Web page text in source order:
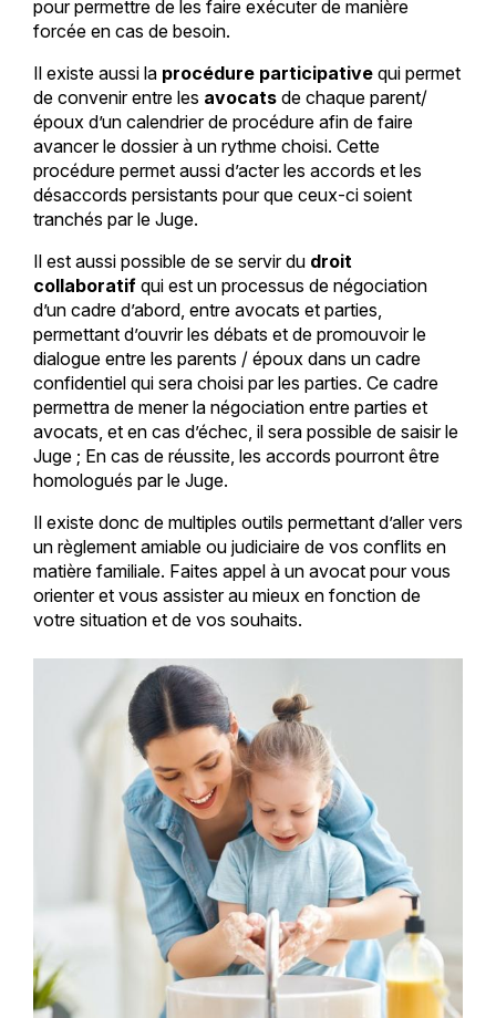
pour permettre de les faire exécuter de manière
forcée en cas de besoin.
Il existe aussi la procédure participative qui permet
de convenir entre les avocats de chaque parent/
époux d’un calendrier de procédure afin de faire
avancer le dossier à un rythme choisi. Cette
procédure permet aussi d’acter les accords et les
désaccords persistants pour que ceux-ci soient
tranchés par le Juge.
Il est aussi possible de se servir du droit
collaboratif qui est un processus de négociation
d’un cadre d’abord, entre avocats et parties,
permettant d’ouvrir les débats et de promouvoir le
dialogue entre les parents / époux dans un cadre
confidentiel qui sera choisi par les parties. Ce cadre
permettra de mener la négociation entre parties et
avocats, et en cas d’échec, il sera possible de saisir le
Juge ; En cas de réussite, les accords pourront être
homologués par le Juge.
Il existe donc de multiples outils permettant d’aller vers
un règlement amiable ou judiciaire de vos conflits en
matière familiale. Faites appel à un avocat pour vous
orienter et vous assister au mieux en fonction de
votre situation et de vos souhaits.